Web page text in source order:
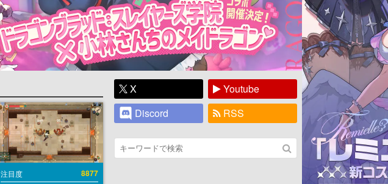
注目度 8877
X
Youtube
Discord
RSS